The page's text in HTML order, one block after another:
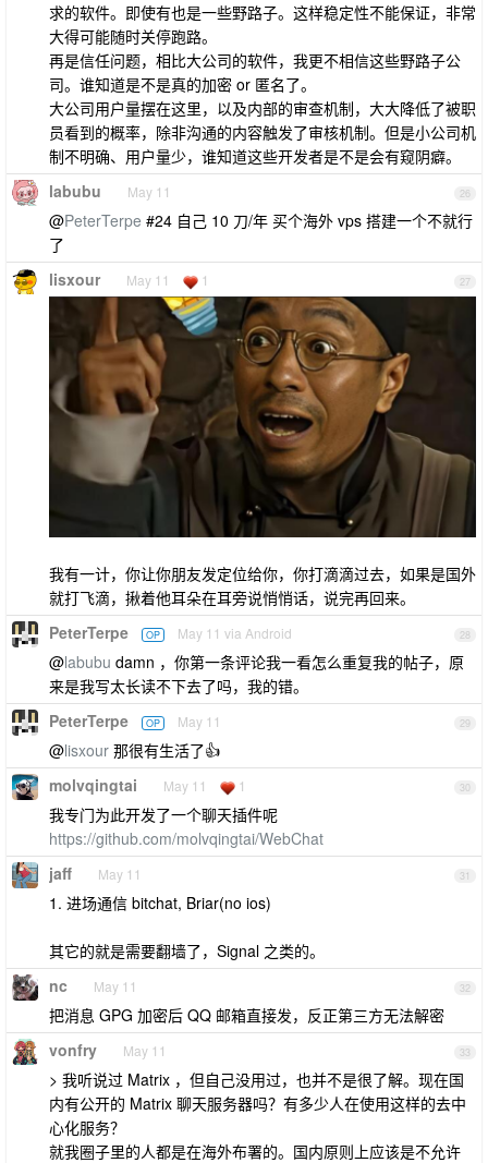
求的软件。即使有也是一些野路子。这样稳定性不能保证，非常
大得可能随时关停跑路。
再是信任问题，相比大公司的软件，我更不相信这些野路子公
司。谁知道是不是真的加密 or 匿名了。
大公司用户量摆在这里，以及内部的审查机制，大大降低了被职
员看到的概率，除非沟通的内容触发了审核机制。但是小公司机
制不明确、用户量少，谁知道这些开发者是不是会有窥阴癖。
26
labubu May 11
@PeterTerpe #24 自己 10 刀/年 买个海外 vps 搭建一个不就行
了
27
lisxour May 11 1
我有一计，你让你朋友发定位给你，你打滴滴过去，如果是国外
就打飞滴，揪着他耳朵在耳旁说悄悄话，说完再回来。
28
PeterTerpe OP May 11 via Android
@labubu damn ，你第一条评论我一看怎么重复我的帖子，原
来是我写太长读不下去了吗，我的错。
29
PeterTerpe OP May 11
@lisxour 那很有生活了👍
30
molvqingtai May 11 1
我专门为此开发了一个聊天插件呢
https://github.com/molvqingtai/WebChat
31
jaff May 11
1. 进场通信 bitchat, Briar(no ios)
其它的就是需要翻墙了，Signal 之类的。
32
nc May 11
把消息 GPG 加密后 QQ 邮箱直接发，反正第三方无法解密
33
vonfry May 11
> 我听说过 Matrix ，但自己没用过，也并不是很了解。现在国
内有公开的 Matrix 聊天服务器吗？有多少人在使用这样的去中
心化服务？
就我圈子里的人都是在海外布署的。国内原则上应该是不允许